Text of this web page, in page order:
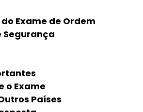
Exame de Ordem
Segurança
o Exame
Países